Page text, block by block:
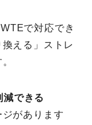
で対応でき
える」ストレ
できる
ジがあります